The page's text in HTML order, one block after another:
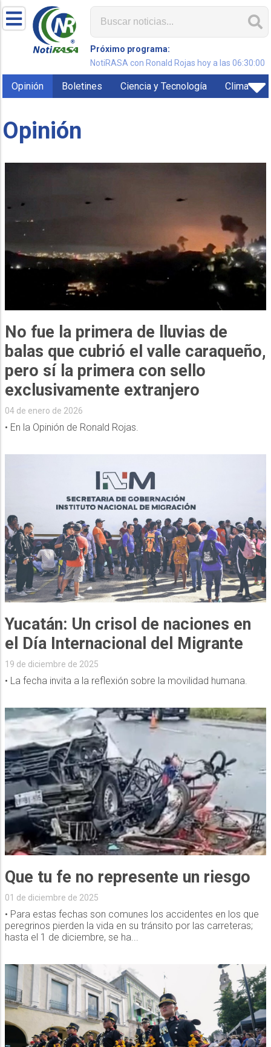
Próximo programa:
NotiRASA con Ronald Rojas hoy a las 06:30:00
Opinión Boletines Ciencia y Tecnología Clima
Opinión
No fue la primera de lluvias de
balas que cubrió el valle caraqueño,
pero sí la primera con sello
exclusivamente extranjero
04 de enero de 2026
• En la Opinión de Ronald Rojas.
Yucatán: Un crisol de naciones en
el Día Internacional del Migrante
19 de diciembre de 2025
• La fecha invita a la reflexión sobre la movilidad humana.
Que tu fe no represente un riesgo
01 de diciembre de 2025
• Para estas fechas son comunes los accidentes en los que
peregrinos pierden la vida en su tránsito por las carreteras;
hasta el 1 de diciembre, se ha...